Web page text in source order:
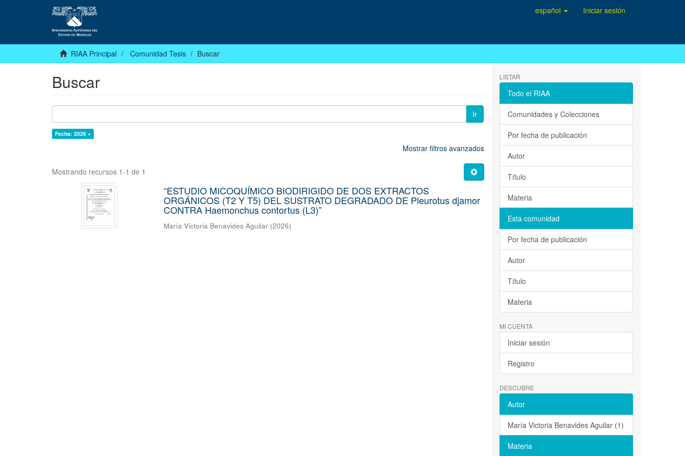
español Iniciar sesión
RIAA Principal Comunidad Tesis Buscar
Buscar
Ir
Fecha: 2026 ×
Mostrar filtros avanzados
Mostrando recursos 1-1 de 1
“ESTUDIO MICOQUÍMICO BIODIRIGIDO DE DOS EXTRACTOS
ORGÁNICOS (T2 Y T5) DEL SUSTRATO DEGRADADO DE Pleurotus djamor
CONTRA Haemonchus contortus (L3)”
María Victoria Benavides Aguilar (2026)
LISTAR
Todo el RIAA
Comunidades y Colecciones
Por fecha de publicación
Autor
Título
Materia
Esta comunidad
Por fecha de publicación
Autor
Título
Materia
MI CUENTA
Iniciar sesión
Registro
DESCUBRE
Autor
María Victoria Benavides Aguilar (1)
Materia